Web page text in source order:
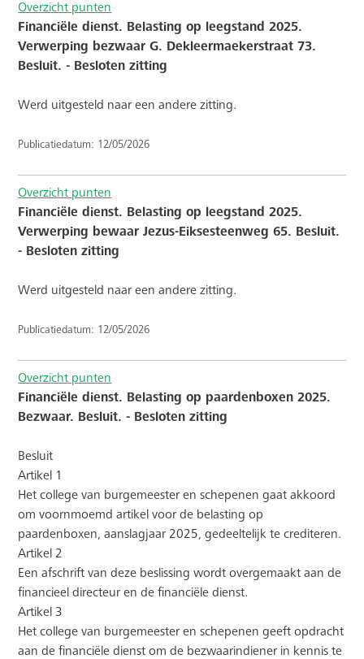
Overzicht punten
Financiële dienst. Belasting op leegstand 2025.
Verwerping bezwaar G. Dekleermaekerstraat 73.
Besluit. - Besloten zitting
Werd uitgesteld naar een andere zitting.
Publicatiedatum: 12/05/2026
Overzicht punten
Financiële dienst. Belasting op leegstand 2025.
Verwerping bewaar Jezus-Eiksesteenweg 65. Besluit.
- Besloten zitting
Werd uitgesteld naar een andere zitting.
Publicatiedatum: 12/05/2026
Overzicht punten
Financiële dienst. Belasting op paardenboxen 2025.
Bezwaar. Besluit. - Besloten zitting
Besluit
Artikel 1
Het college van burgemeester en schepenen gaat akkoord
om voornmoemd artikel voor de belasting op
paardenboxen, aanslagjaar 2025, gedeeltelijk te crediteren.
Artikel 2
Een afschrift van deze beslissing wordt overgemaakt aan de
financieel directeur en de financiële dienst.
Artikel 3
Het college van burgemeester en schepenen geeft opdracht
aan de financiële dienst om de bezwaarindiener in kennis te